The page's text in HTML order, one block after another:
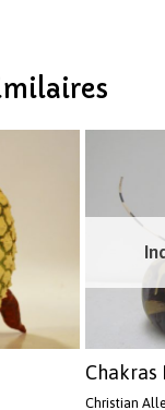
Chakras I
Christian Alle